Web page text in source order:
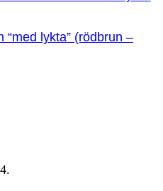
lykta” (rödbrun –